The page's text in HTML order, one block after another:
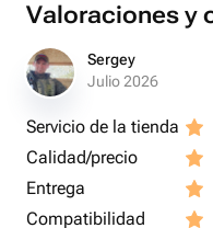
Valoraciones y
Sergey
Julio 2026
Servicio de la tienda
Calidad/precio
Entrega
Compatibilidad